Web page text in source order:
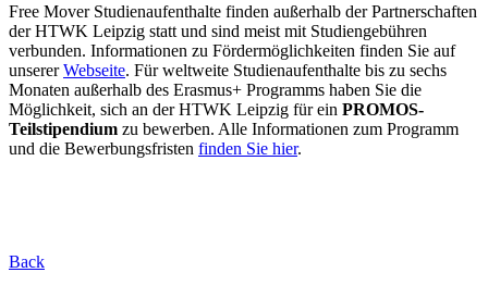
Free Mover Studienaufenthalte finden außerhalb der Partnerschaften
der HTWK Leipzig statt und sind meist mit Studiengebühren
verbunden. Informationen zu Fördermöglichkeiten finden Sie auf
unsererWebseite. Für weltweite Studienaufenthalte bis zu sechs
Monaten außerhalb des Erasmus+ Programms haben Sie die
Möglichkeit, sich an der HTWK Leipzig für ein PROMOS-
Teilstipendium zu bewerben. Alle Informationen zum Programm
und die Bewerbungsfristen finden Sie hier.
Back